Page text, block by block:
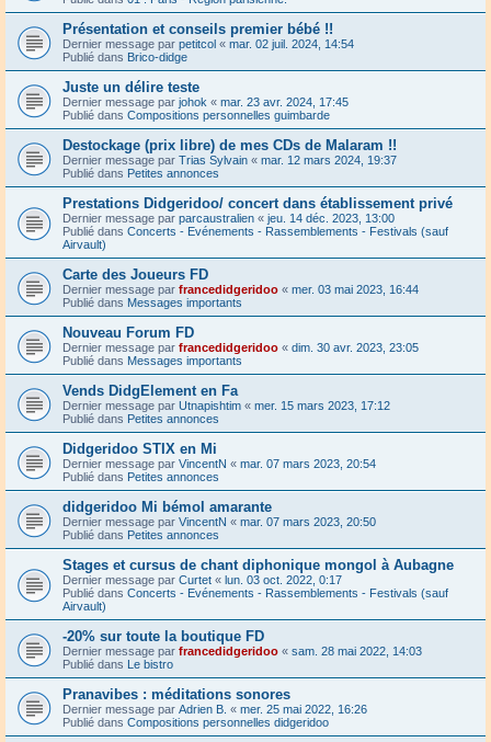
Présentation et conseils premier bébé !!
Dernier message par petitcol « mar. 02 juil. 2024, 14:54
Publié dans Brico-didge
Juste un délire teste
Dernier message par johok « mar. 23 avr. 2024, 17:45
Publié dans Compositions personnelles guimbarde
Destockage (prix libre) de mes CDs de Malaram !!
Dernier message par Trias Sylvain « mar. 12 mars 2024, 19:37
Publié dans Petites annonces
Prestations Didgeridoo/ concert dans établissement privé
Dernier message par parcaustralien « jeu. 14 déc. 2023, 13:00
Publié dans Concerts - Evénements - Rassemblements - Festivals (sauf
Airvault)
Carte des Joueurs FD
Dernier message par francedidgeridoo « mer. 03 mai 2023, 16:44
Publié dans Messages importants
Nouveau Forum FD
Dernier message par francedidgeridoo « dim. 30 avr. 2023, 23:05
Publié dans Messages importants
Vends DidgElement en Fa
Dernier message par Utnapishtim « mer. 15 mars 2023, 17:12
Publié dans Petites annonces
Didgeridoo STIX en Mi
Dernier message par VincentN « mar. 07 mars 2023, 20:54
Publié dans Petites annonces
didgeridoo Mi bémol amarante
Dernier message par VincentN « mar. 07 mars 2023, 20:50
Publié dans Petites annonces
Stages et cursus de chant diphonique mongol à Aubagne
Dernier message par Curtet « lun. 03 oct. 2022, 0:17
Publié dans Concerts - Evénements - Rassemblements - Festivals (sauf
Airvault)
-20% sur toute la boutique FD
Dernier message par francedidgeridoo « sam. 28 mai 2022, 14:03
Publié dans Le bistro
Pranavibes : méditations sonores
Dernier message par Adrien B. « mer. 25 mai 2022, 16:26
Publié dans Compositions personnelles didgeridoo